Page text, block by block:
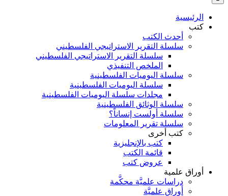
بالنسبة
الرئيسية
كتب
أحدث الكتب
سلسلة التقرير الاستراتيجي الفلسطيني
سلسلة التقرير الاستراتيجي الفلسطيني
الملخص التنفيذي
سلسلة اليوميات الفلسطينية
سلسلة اليوميات الفلسطينية
مجلدات سلسلة اليوميات الفلسطينية
سلسلة الوثائق الفلسطينية
سلسلة أولست إنساناً؟
سلسلة تقرير المعلومات
كتب أخرى
كتب بالإنجليزية
قائمة الكتب
عروض كتب
أوراق علمية
دراسات علميَّة محكَّمة
أوراق علميَّة